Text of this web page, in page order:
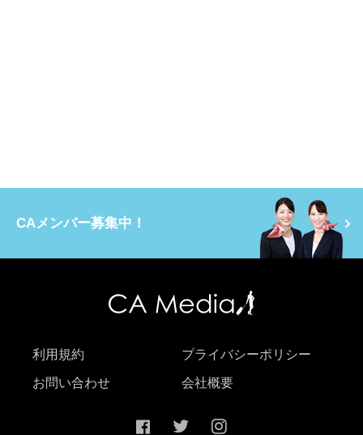
CAメンバー募集中！
利用規約 プライバシーポリシー
お問い合わせ 会社概要